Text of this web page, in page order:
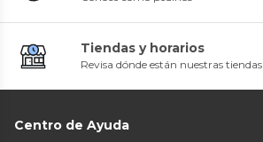
Tiendas y horarios
Revisa dónde están nuestras tiendas
Centro de Ayuda